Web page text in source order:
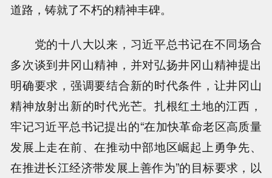
道路，铸就了不朽的精神丰碑。
党的十八大以来，习近平总书记在不同场合
多次谈到井冈山精神，并对弘扬井冈山精神提出
明确要求，强调要结合新的时代条件，让井冈山
精神放射出新的时代光芒。扎根红土地的江西，
牢记习近平总书记提出的“在加快革命老区高质量
发展上走在前、在推动中部地区崛起上勇争先、
在推进长江经济带发展上善作为”的目标要求，以